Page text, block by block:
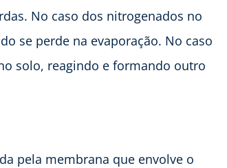
No caso dos nitrogenados no
se perde na evaporação. No caso
solo, reagindo e formando outro
pela membrana que envolve o